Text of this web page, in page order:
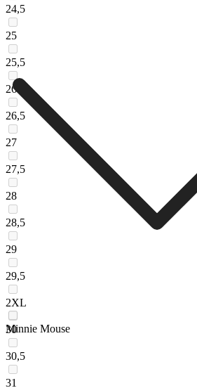
24,5
25
25,5
26
26,5
27
27,5
28
28,5
29
29,5
2XL
30
30,5
31
Minnie Mouse